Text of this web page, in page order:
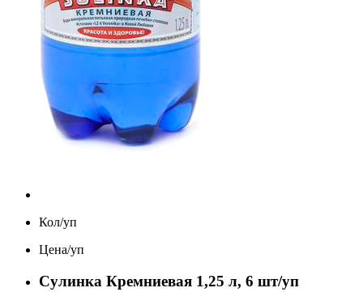
Кол/уп
Цена/уп
Сулинка Кремниевая 1,25 л, 6 шт/уп